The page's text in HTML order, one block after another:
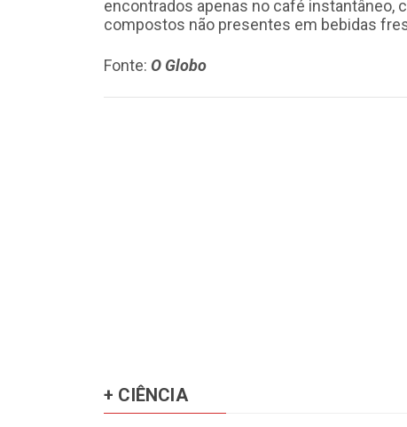
encontrados apenas no café instantâneo,
compostos não presentes em bebidas
Fonte: O Globo
+ CIÊNCIA